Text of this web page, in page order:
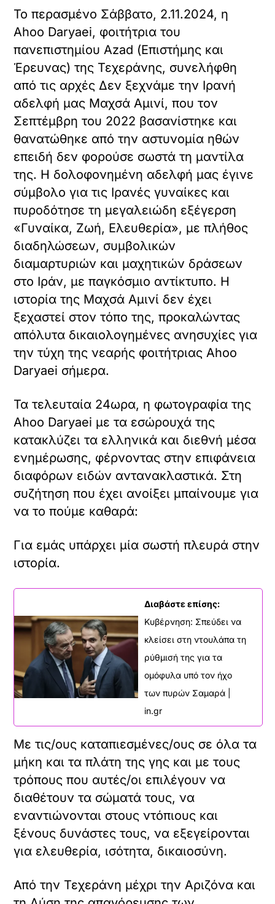
Το περασμένο Σάββατο, 2.11.2024, η
Ahoo Daryaei, φοιτήτρια του
πανεπιστημίου Azad (Επιστήμης και
Έρευνας) της Τεχεράνης, συνελήφθη
από τις αρχές Δεν ξεχνάμε την Ιρανή
αδελφή μας Μαχσά Αμινί, που τον
Σεπτέμβρη του 2022 βασανίστηκε και
θανατώθηκε από την αστυνομία ηθών
επειδή δεν φορούσε σωστά τη μαντίλα
της. Η δολοφονημένη αδελφή μας έγινε
σύμβολο για τις Ιρανές γυναίκες και
πυροδότησε τη μεγαλειώδη εξέγερση
«Γυναίκα, Ζωή, Ελευθερία», με πλήθος
διαδηλώσεων, συμβολικών
διαμαρτυριών και μαχητικών δράσεων
στο Ιράν, με παγκόσμιο αντίκτυπο. Η
ιστορία της Μαχσά Αμινί δεν έχει
ξεχαστεί στον τόπο της, προκαλώντας
απόλυτα δικαιολογημένες ανησυχίες για
την τύχη της νεαρής φοιτήτριας Ahoo
Daryaei σήμερα.
Τα τελευταία 24ωρα, η φωτογραφία της
Ahoo Daryaei με τα εσώρουχά της
κατακλύζει τα ελληνικά και διεθνή μέσα
ενημέρωσης, φέρνοντας στην επιφάνεια
διαφόρων ειδών αντανακλαστικά. Στη
συζήτηση που έχει ανοίξει μπαίνουμε για
να το πούμε καθαρά:
Για εμάς υπάρχει μία σωστή πλευρά στην
ιστορία.
Διαβάστε επίσης:
Κυβέρνηση: Σπεύδει να
κλείσει στη ντουλάπα τη
ρύθμισή της για τα
ομόφυλα υπό τον ήχο
των πυρών Σαμαρά |
in.gr
Με τις/ους καταπιεσμένες/ους σε όλα τα
μήκη και τα πλάτη της γης και με τους
τρόπους που αυτές/οι επιλέγουν να
διαθέτουν τα σώματά τους, να
εναντιώνονται στους ντόπιους και
ξένους δυνάστες τους, να εξεγείρονται
για ελευθερία, ισότητα, δικαιοσύνη.
Από την Τεχεράνη μέχρι την Αριζόνα και